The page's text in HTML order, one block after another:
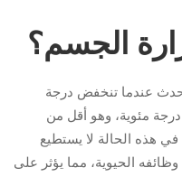
الجسم؟
عندما تنخفض درجة
حرارة الجسم الداخلية إلى أقل من 35 درجة مئوية، وهو أقل من
37 درجة تقريبًا. في هذه الحالة لا يستطيع
الحيوية، مما يؤثر على